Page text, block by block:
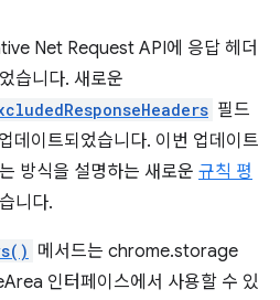
Net Request API에 응답 헤더
습니다. 새로운
필드
데이트되었습니다. 이번 업데이트
방식을 설명하는 새로운 규칙 평
니다.
메서드는 chrome.storage
인터페이스에서 사용할 수 있